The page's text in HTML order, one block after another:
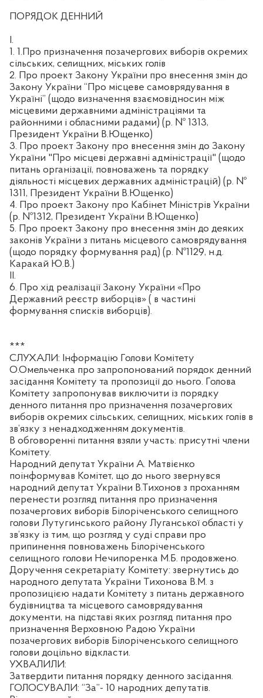
ПОРЯДОК ДЕННИЙ
I.
1. 1.Про призначення позачергових виборів окремих
сільських, селищних, міських голів
2. Про проект Закону України про внесення змін до
Закону України “Про місцеве самоврядування в
Україні” (щодо визначення взаємовідносин між
місцевими державними адміністраціями та
районними і обласними радами) (р. № 1313,
Президент України В.Ющенко)
3. Про проект Закону про внесення змін до Закону
України "Про місцеві державні адміністрації" (щодо
питань організації, повноважень та порядку
діяльності місцевих державних адміністрацій) (р. №
1311, Президент України В.Ющенко)
4. Про проект Закону про Кабінет Міністрів України
(р. №1312, Президент України В.Ющенко)
5. Про проект Закону про внесення змін до деяких
законів України з питань місцевого самоврядування
(щодо порядку формування рад) (р. №1129, н.д.
Каракай Ю.В.)
II.
6. Про хід реалізації Закону України «Про
Державний реєстр виборців» ( в частині
формування списків виборців).
***
СЛУХАЛИ: Інформацію Голови Комітету
О.Омельченка про запропонований порядок денний
засідання Комітету та пропозиції до нього. Голова
Комітету запропонував виключити із порядку
денного питання про призначення позачергових
виборів окремих сільських, селищних, міських голів в
зв’язку з ненадходженням документів.
В обговоренні питання взяли участь: присутні члени
Комітету.
Народний депутат України А. Матвієнко
поінформував Комітет, що до нього звернувся
народний депутат України В.Тихонов з проханням
перенести розгляд питання про призначення
позачергових виборів Білоріченського селищного
голови Лутугинського району Луганської області у
зв’язку із тим, що розгляд у суді справи про
припинення повноважень Білоріченського
селищного голови Нечипоренка М.Б. продовжено.
Доручення секретаріату Комітету: звернутись до
народного депутата України Тихонова В.М. з
пропозицією надати Комітету з питань державного
будівництва та місцевого самоврядування
документи, на підставі яких розгляд питання про
призначення Верховною Радою України
позачергових виборів Білоріченського селищного
голови доцільно відкласти.
УХВАЛИЛИ:
Затвердити питання порядку денного засідання.
ГОЛОСУВАЛИ: “За”- 10 народних депутатів.